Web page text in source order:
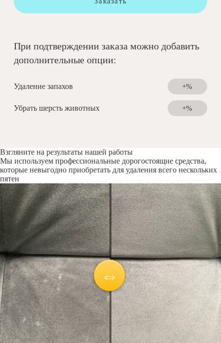
При подтверждении заказа можно добавить
дополнительные опции:
Удаление запахов +%
Убрать шерсть животных +%
Взгляните на результаты нашей работы
Мы используем профессиональные дорогостоящие средства,
которые невыгодно приобретать для удаления всего нескольких
пятен